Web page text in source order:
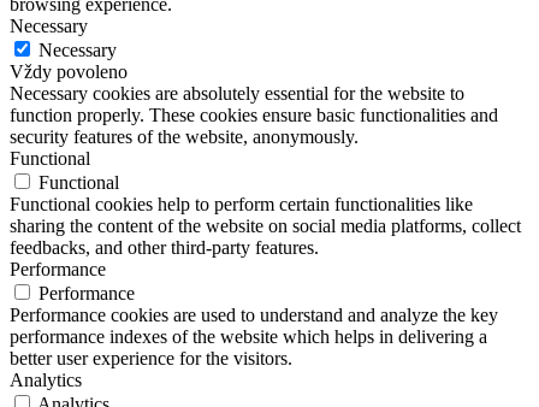
Necessary
Necessary
Vždy povoleno
Necessary cookies are absolutely essential for the website to
function properly. These cookies ensure basic functionalities and
security features of the website, anonymously.
Functional
Functional
Functional cookies help to perform certain functionalities like
sharing the content of the website on social media platforms, collect
feedbacks, and other third-party features.
Performance
Performance
Performance cookies are used to understand and analyze the key
performance indexes of the website which helps in delivering a
better user experience for the visitors.
Analytics